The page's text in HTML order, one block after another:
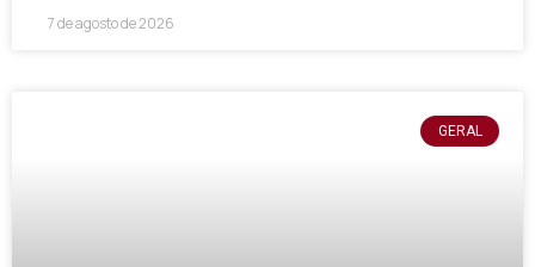
7 de agosto de 2026
GERAL